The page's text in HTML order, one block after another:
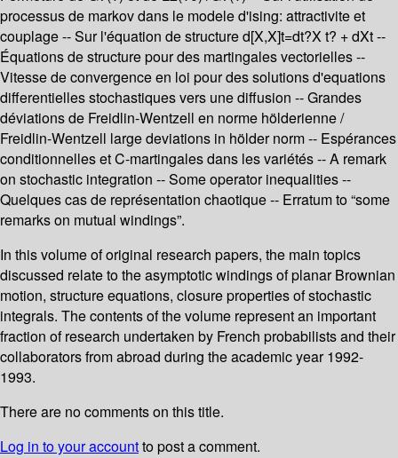
processus de markov dans le modele d'ising: attractivite et
couplage -- Sur l'équation de structure d[X,X]t=dt?X t? + dXt --
Équations de structure pour des martingales vectorielles --
Vitesse de convergence en loi pour des solutions d'equations
differentielles stochastiques vers une diffusion -- Grandes
déviations de Freidlin-Wentzell en norme hölderienne /
Freidlin-Wentzell large deviations in hölder norm -- Espérances
conditionnelles et C-martingales dans les variétés -- A remark
on stochastic integration -- Some operator inequalities --
Quelques cas de représentation chaotique -- Erratum to “some
remarks on mutual windings”.
In this volume of original research papers, the main topics
discussed relate to the asymptotic windings of planar Brownian
motion, structure equations, closure properties of stochastic
integrals. The contents of the volume represent an important
fraction of research undertaken by French probabilists and their
collaborators from abroad during the academic year 1992-
1993.
There are no comments on this title.
Log in to your accountto post a comment.